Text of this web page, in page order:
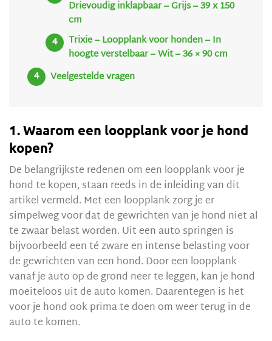
Drievoudig inklapbaar – Grijs – 39 x 150
cm
Trixie – Loopplank voor honden – In
hoogte verstelbaar – Wit – 36 × 90 cm
Veelgestelde vragen
1. Waarom een loopplank voor je hond
kopen?
De belangrijkste redenen om een loopplank voor je
hond te kopen, staan reeds in de inleiding van dit
artikel vermeld. Met een loopplank zorg je er
simpelweg voor dat de gewrichten van je hond niet al
te zwaar belast worden. Uit een auto springen is
bijvoorbeeld een té zware en intense belasting voor
de gewrichten van een hond. Door een loopplank
vanaf je auto op de grond neer te leggen, kan je hond
moeiteloos uit de auto komen. Daarentegen is het
voor je hond ook prima te doen om weer terug in de
auto te komen.